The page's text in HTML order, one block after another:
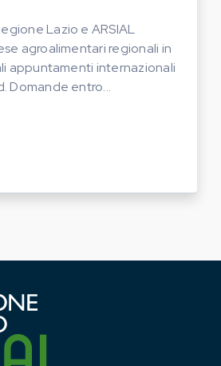
Lazio e ARSIAL
agroalimentari regionali in
appuntamenti internazionali
Domande entro...
LAZIO E ARSIAL PORTANO